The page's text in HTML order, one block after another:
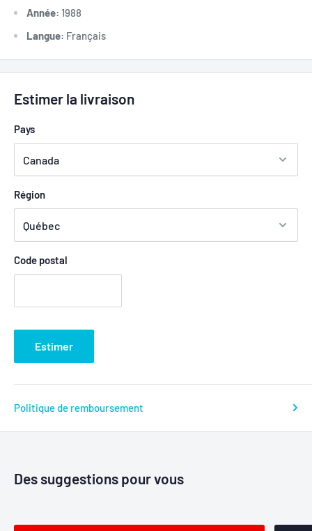
Année: 1988
Langue: Français
Estimer la livraison
Pays
Région
Code postal
Estimer
Politique de remboursement
Des suggestions pour vous